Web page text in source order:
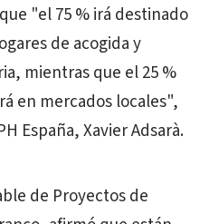
"el 75 % irá destinado
de acogida y
mientras que el 25 %
en mercados locales",
España, Xavier Adsarà.
de Proyectos de